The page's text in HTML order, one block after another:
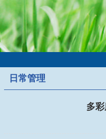
日常管理
多